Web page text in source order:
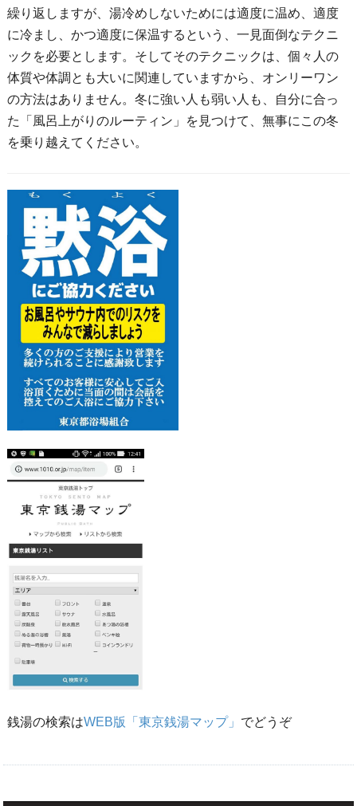
繰り返しますが、湯冷めしないためには適度に温め、適度
に冷まし、かつ適度に保温するという、一見面倒なテクニ
ックを必要とします。そしてそのテクニックは、個々人の
体質や体調とも大いに関連していますから、オンリーワン
の方法はありません。冬に強い人も弱い人も、自分に合っ
た「風呂上がりのルーティン」を見つけて、無事にこの冬
を乗り越えてください。
銭湯の検索はWEB版「東京銭湯マップ」 でどうぞ